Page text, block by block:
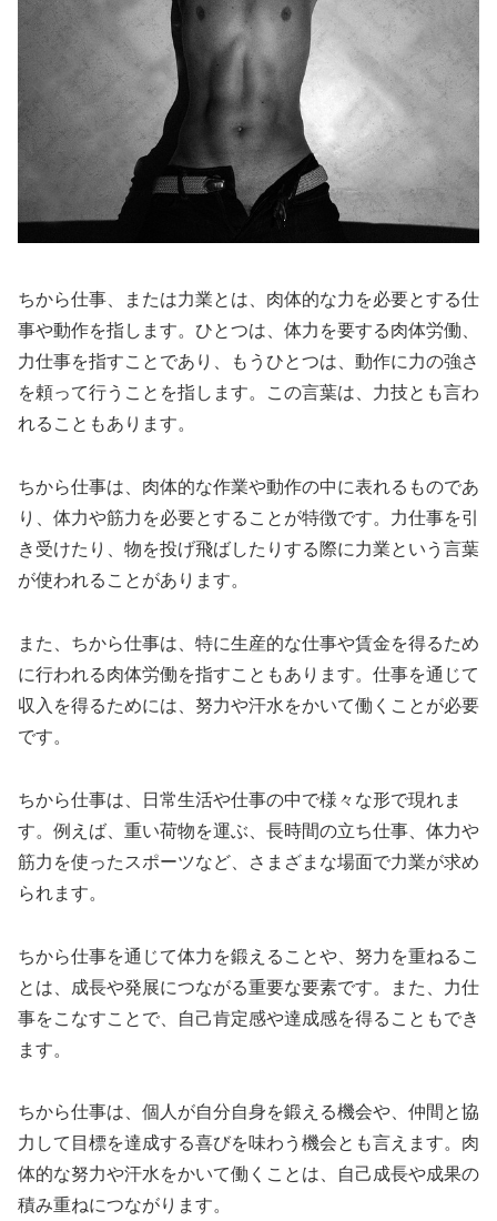
ちから仕事、または力業とは、肉体的な力を必要とする仕
事や動作を指します。ひとつは、体力を要する肉体労働、
力仕事を指すことであり、もうひとつは、動作に力の強さ
を頼って行うことを指します。この言葉は、力技とも言わ
れることもあります。
ちから仕事は、肉体的な作業や動作の中に表れるものであ
り、体力や筋力を必要とすることが特徴です。力仕事を引
き受けたり、物を投げ飛ばしたりする際に力業という言葉
が使われることがあります。
また、ちから仕事は、特に生産的な仕事や賃金を得るため
に行われる肉体労働を指すこともあります。仕事を通じて
収入を得るためには、努力や汗水をかいて働くことが必要
です。
ちから仕事は、日常生活や仕事の中で様々な形で現れま
す。例えば、重い荷物を運ぶ、長時間の立ち仕事、体力や
筋力を使ったスポーツなど、さまざまな場面で力業が求め
られます。
ちから仕事を通じて体力を鍛えることや、努力を重ねるこ
とは、成長や発展につながる重要な要素です。また、力仕
事をこなすことで、自己肯定感や達成感を得ることもでき
ます。
ちから仕事は、個人が自分自身を鍛える機会や、仲間と協
力して目標を達成する喜びを味わう機会とも言えます。肉
体的な努力や汗水をかいて働くことは、自己成長や成果の
積み重ねにつながります。